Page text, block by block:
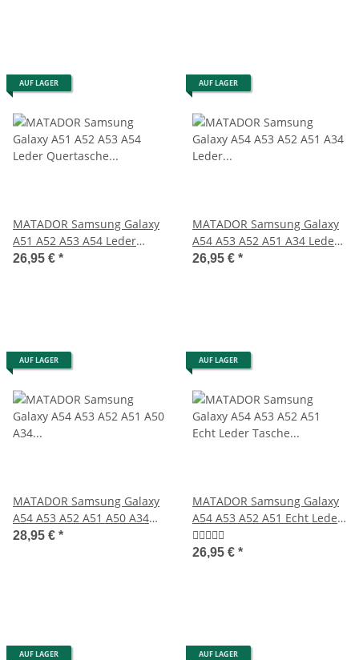
AUF LAGER
MATADOR Samsung Galaxy
A51 A52 A53 A54 Leder
Quertasche Schwarz
26,95 € *
AUF LAGER
MATADOR Samsung Galaxy
A54 A53 A52 A51 A34 Leder
Gürteltasche
26,95 € *
AUF LAGER
MATADOR Samsung Galaxy
A54 A53 A52 A51 A50 A34
Ledertasche Braun
28,95 € *
AUF LAGER
MATADOR Samsung Galaxy
A54 A53 A52 A51 Echt Leder
Tasche Schwarz
26,95 € *
AUF LAGER AUF LAGER